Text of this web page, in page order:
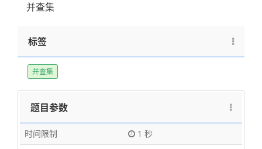
并查集
标签
并查集
题目参数
时间限制
1 秒